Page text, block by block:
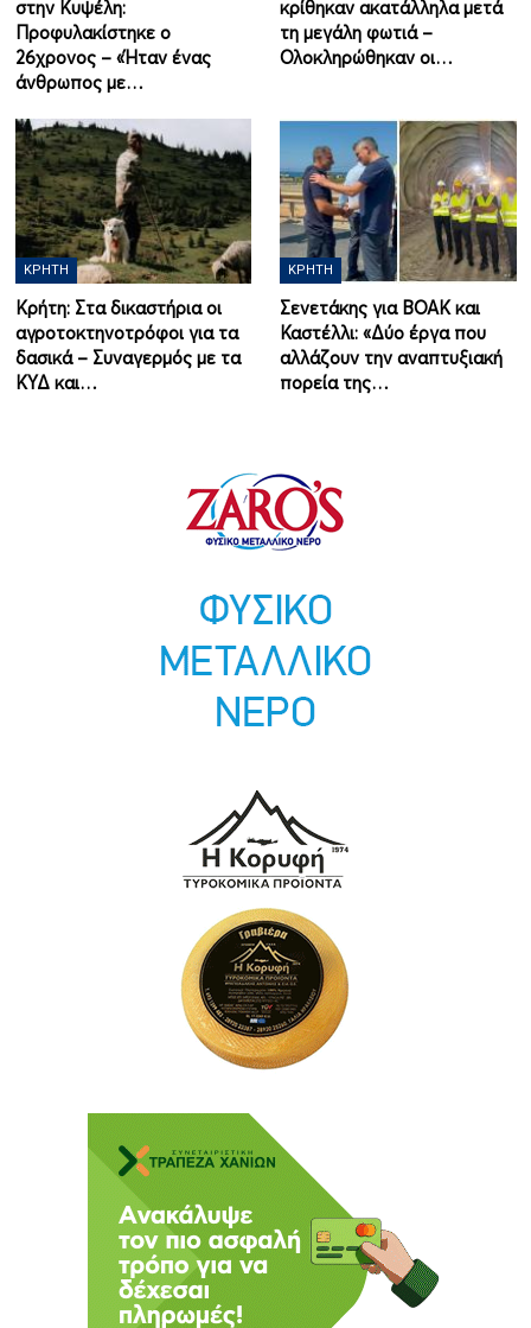
στην Κυψέλη:
Προφυλακίστηκε ο
26χρονος – «Ήταν ένας
άνθρωπος με…
κρίθηκαν ακατάλληλα μετά
τη μεγάλη φωτιά –
Ολοκληρώθηκαν οι…
ΚΡΉΤΗ
Κρήτη: Στα δικαστήρια οι
αγροτοκτηνοτρόφοι για τα
δασικά – Συναγερμός με τα
ΚΥΔ και…
ΚΡΉΤΗ
Σενετάκης για ΒΟΑΚ και
Καστέλλι: «Δύο έργα που
αλλάζουν την αναπτυξιακή
πορεία της…